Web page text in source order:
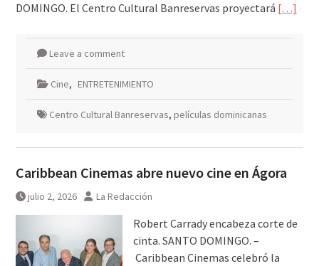
DOMINGO. El Centro Cultural Banreservas proyectará […]
Leave a comment
Cine, ENTRETENIMIENTO
Centro Cultural Banreservas, películas dominicanas
Caribbean Cinemas abre nuevo cine en Ágora
julio 2, 2026 La Redacción
Robert Carrady encabeza corte de
cinta. SANTO DOMINGO. –
Caribbean Cinemas celebró la